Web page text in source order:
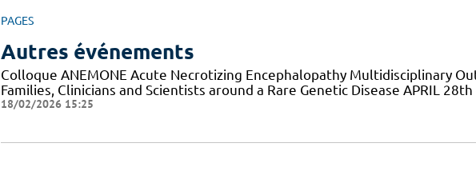
PAGES
Autres événements
Colloque ANEMONE Acute Necrotizing Encephalopathy Multidisciplinary
Families, Clinicians and Scientists around a Rare Genetic Disease APRIL
18/02/2026 15:25